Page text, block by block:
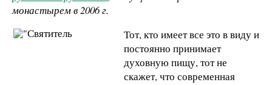
монастырем в2006 г.
Тот, кто имеет все это в виду и
постоянно принимает
духовную пищу, тот не
скажет, что современная